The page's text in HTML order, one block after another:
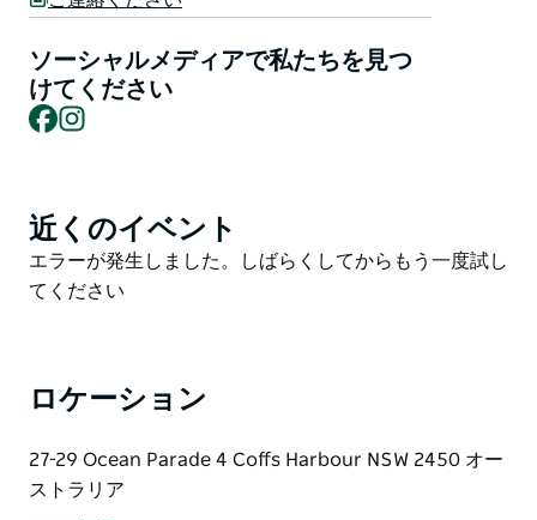
ユニット4は、快適なエアコン完備の2ベッドルームア
パートメントで、ご家族、カップル、または少人数のグ
ループに最適です。緑豊かな庭園または輝くプールの景
色を望む専用バルコニーをお楽しみください。ユニット
屋外プール、リフレッシュできるホットタブとサウナ、
屋外ダイニングを楽しめる屋根付きバーベキューエリア
など、リゾートスタイルのアメニティでリラックスでき
ます。
ザ、そしてウォーターフロントのレストランやアウトド
ーナまで徒歩圏内です。
ソーシャルメディアで私たちを見つ
けてください
Facebook
Product
List
近くのイベント
Product
List
エラーが発生しました。しばらくしてからもう一度試し
てください
ロケーション
27-29 Ocean Parade 4 Coffs Harbour NSW 2450 オー
ストラリア